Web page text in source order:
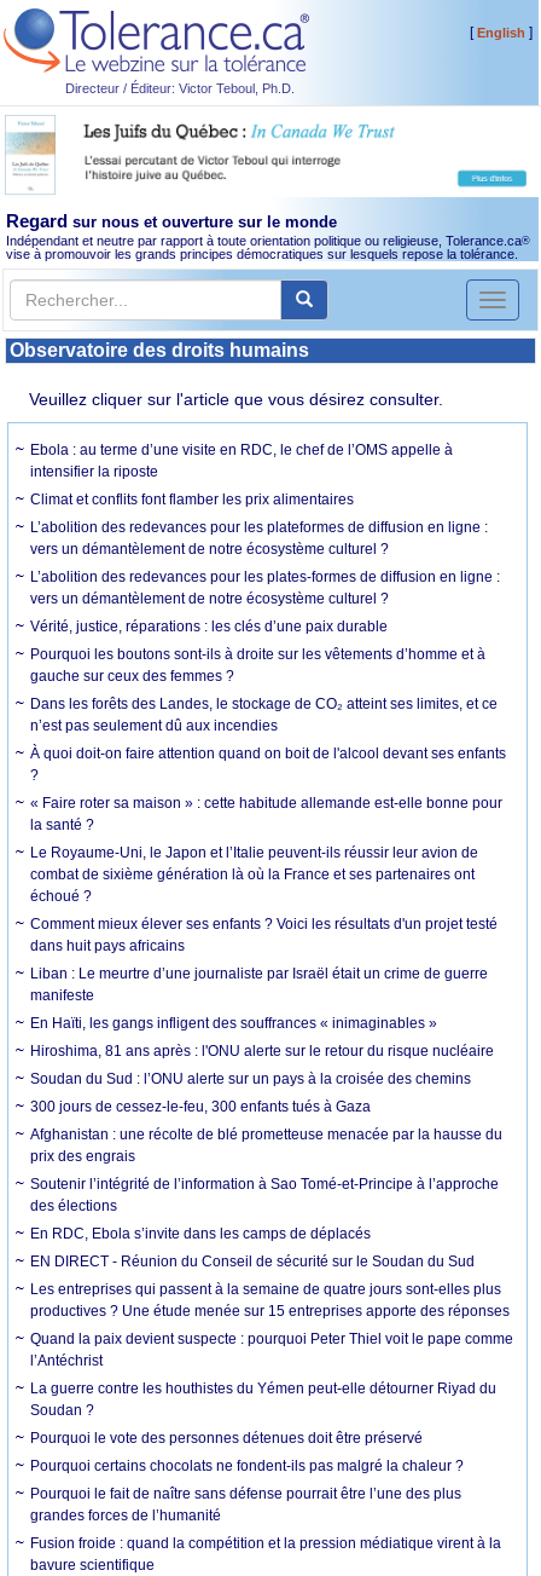
Directeur / Éditeur: Victor Teboul, Ph.D.
[English ]
Regard sur nous et ouverture sur le monde
Indépendant et neutre par rapport à toute orientation politique ou religieuse, Tolerance.ca®
vise à promouvoir les grands principes démocratiques sur lesquels repose la tolérance.
Toggle
Observatoire des droits humains
Veuillez cliquer sur l'article que vous désirez consulter.
Ebola : au terme d’une visite en RDC, le chef de l’OMS appelle à
intensifier la riposte
Climat et conflits font flamber les prix alimentaires
L’abolition des redevances pour les plateformes de diffusion en ligne :
vers un démantèlement de notre écosystème culturel ?
L’abolition des redevances pour les plates-formes de diffusion en ligne :
vers un démantèlement de notre écosystème culturel ?
Vérité, justice, réparations : les clés d’une paix durable
Pourquoi les boutons sont-ils à droite sur les vêtements d’homme et à
gauche sur ceux des femmes ?
Dans les forêts des Landes, le stockage de CO₂ atteint ses limites, et ce
n’est pas seulement dû aux incendies
À quoi doit-on faire attention quand on boit de l'alcool devant ses enfants
?
« Faire roter sa maison » : cette habitude allemande est-elle bonne pour
la santé ?
Le Royaume-Uni, le Japon et l’Italie peuvent-ils réussir leur avion de
combat de sixième génération là où la France et ses partenaires ont
échoué ?
Comment mieux élever ses enfants ? Voici les résultats d'un projet testé
dans huit pays africains
Liban : Le meurtre d’une journaliste par Israël était un crime de guerre
manifeste
En Haïti, les gangs infligent des souffrances « inimaginables »
Hiroshima, 81 ans après : l'ONU alerte sur le retour du risque nucléaire
Soudan du Sud : l’ONU alerte sur un pays à la croisée des chemins
300 jours de cessez-le-feu, 300 enfants tués à Gaza
Afghanistan : une récolte de blé prometteuse menacée par la hausse du
prix des engrais
Soutenir l’intégrité de l’information à Sao Tomé-et-Principe à l’approche
des élections
En RDC, Ebola s’invite dans les camps de déplacés
EN DIRECT - Réunion du Conseil de sécurité sur le Soudan du Sud
Les entreprises qui passent à la semaine de quatre jours sont-elles plus
productives ? Une étude menée sur 15 entreprises apporte des réponses
Quand la paix devient suspecte : pourquoi Peter Thiel voit le pape comme
l’Antéchrist
La guerre contre les houthistes du Yémen peut-elle détourner Riyad du
Soudan ?
Pourquoi le vote des personnes détenues doit être préservé
Pourquoi certains chocolats ne fondent-ils pas malgré la chaleur ?
Pourquoi le fait de naître sans défense pourrait être l’une des plus
grandes forces de l’humanité
Fusion froide : quand la compétition et la pression médiatique virent à la
bavure scientifique